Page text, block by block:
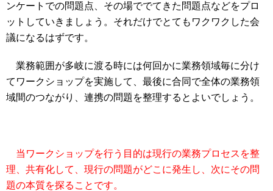
ンケートでの問題点、その場ででてきた問題点などをプロ
ットしていきましょう。それだけでとてもワクワクした会
議になるはずです。
業務範囲が多岐に渡る時には何回かに業務領域毎に分け
てワークショップを実施して、最後に合同で全体の業務領
域間のつながり、連携の問題を整理するとよいでしょう。
当ワークショップを行う目的は現行の業務プロセスを整
理、共有化して、現行の問題がどこに発生し、次にその問
題の本質を探ることです。